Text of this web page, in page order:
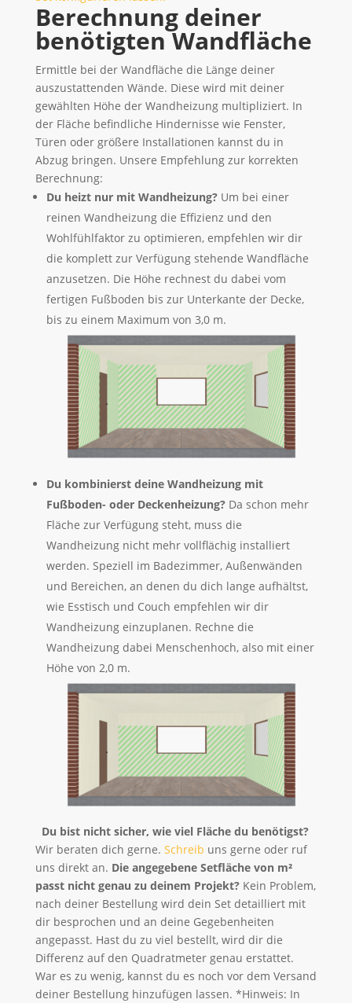
Berechnung deiner
benötigten Wandfläche
Ermittle bei der Wandfläche die Länge deiner
auszustattenden Wände. Diese wird mit deiner
gewählten Höhe der Wandheizung multipliziert. In
der Fläche befindliche Hindernisse wie Fenster,
Türen oder größere Installationen kannst du in
Abzug bringen. Unsere Empfehlung zur korrekten
Berechnung:
Du heizt nur mit Wandheizung? Um bei einer
reinen Wandheizung die Effizienz und den
Wohlfühlfaktor zu optimieren, empfehlen wir dir
die komplett zur Verfügung stehende Wandfläche
anzusetzen. Die Höhe rechnest du dabei vom
fertigen Fußboden bis zur Unterkante der Decke,
bis zu einem Maximum von 3,0 m.
Du kombinierst deine Wandheizung mit
Fußboden- oder Deckenheizung? Da schon mehr
Fläche zur Verfügung steht, muss die
Wandheizung nicht mehr vollflächig installiert
werden. Speziell im Badezimmer, Außenwänden
und Bereichen, an denen du dich lange aufhältst,
wie Esstisch und Couch empfehlen wir dir
Wandheizung einzuplanen. Rechne die
Wandheizung dabei Menschenhoch, also mit einer
Höhe von 2,0 m.
Du bist nicht sicher, wie viel Fläche du benötigst?
Wir beraten dich gerne. Schreib uns gerne oder ruf
uns direkt an. Die angegebene Setfläche von m²
passt nicht genau zu deinem Projekt?Kein Problem,
nach deiner Bestellung wird dein Set detailliert mit
dir besprochen und an deine Gegebenheiten
angepasst. Hast du zu viel bestellt, wird dir die
Differenz auf den Quadratmeter genau erstattet.
War es zu wenig, kannst du es noch vor dem Versand
deiner Bestellung hinzufügen lassen. *Hinweis: In